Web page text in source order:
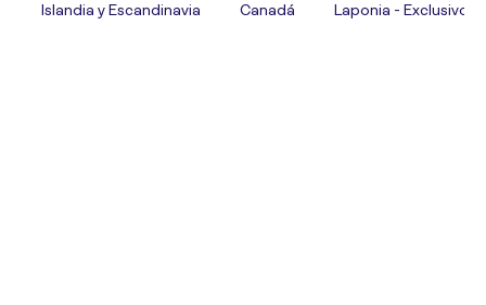
Islandia y Escandinavia Canadá Laponia - Exclusivo